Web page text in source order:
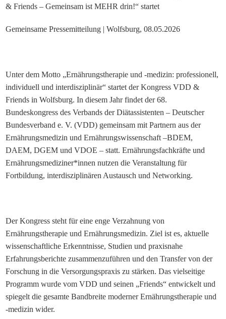
Gemeinsame Pressemitteilung | Wolfsburg, 08.05.2026
Unter dem Motto „Ernährungstherapie und -medizin: professionell,
individuell und interdisziplinär“ startet der Kongress VDD &
Friends in Wolfsburg. In diesem Jahr findet der 68.
Bundeskongress des Verbands der Diätassistenten – Deutscher
Bundesverband e. V. (VDD) gemeinsam mit Partnern aus der
Ernährungsmedizin und Ernährungswissenschaft –BDEM,
DAEM, DGEM und VDOE – statt. Ernährungsfachkräfte und
Ernährungsmediziner*innen nutzen die Veranstaltung für
Fortbildung, interdisziplinären Austausch und Networking.
Der Kongress steht für eine enge Verzahnung von
Ernährungstherapie und Ernährungsmedizin. Ziel ist es, aktuelle
wissenschaftliche Erkenntnisse, Studien und praxisnahe
Erfahrungsberichte zusammenzuführen und den Transfer von der
Forschung in die Versorgungspraxis zu stärken. Das vielseitige
Programm wurde vom VDD und seinen „Friends“ entwickelt und
spiegelt die gesamte Bandbreite moderner Ernährungstherapie und
-medizin wider.